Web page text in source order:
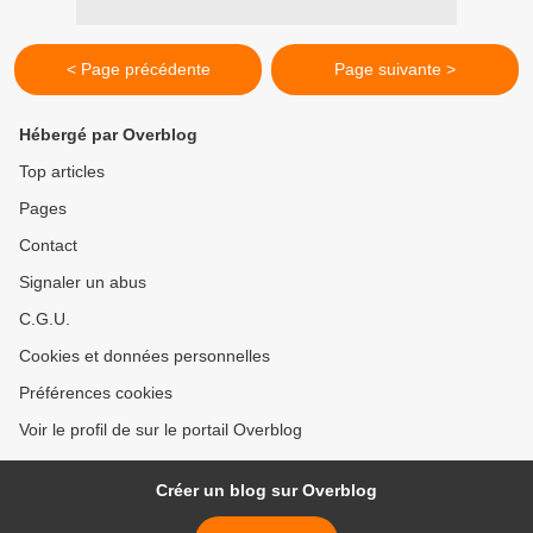
< Page précédente Page suivante >
Hébergé par Overblog
Top articles
Pages
Contact
Signaler un abus
C.G.U.
Cookies et données personnelles
Préférences cookies
Voir le profil de sur le portail Overblog
Créer un blog sur Overblog